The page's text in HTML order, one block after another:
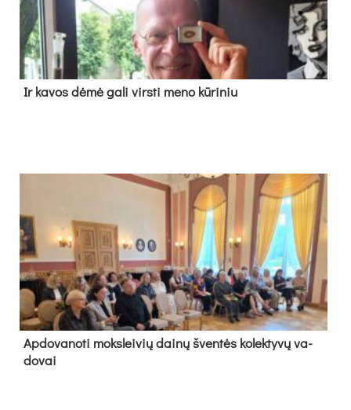
Ir ka­vos dė­mė ga­li virs­ti me­no kū­ri­niu
Ap­do­va­no­ti moks­lei­vių dai­nų šven­tės ko­lek­ty­vų va­
do­vai